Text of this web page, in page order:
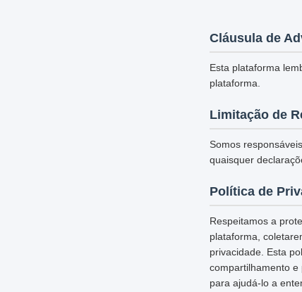
Cláusula de
Esta plataforma
plataforma.
Limitação de
Somos
quaisquer
Política de
Respeitamos a
plataforma,
privacidade. Esta
compartilhamento
para ajudá-lo a